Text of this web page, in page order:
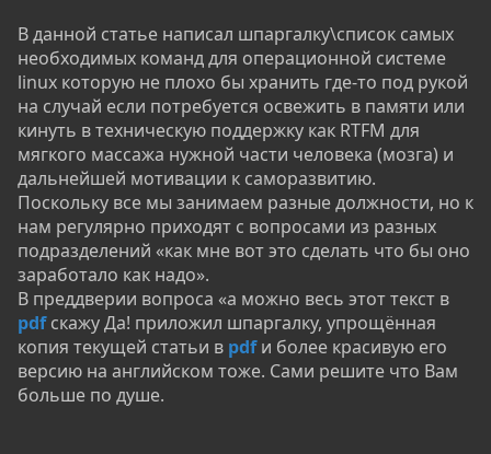
В данной статье написал шпаргалку\список самых
необходимых команд для операционной системе
linux которую не плохо бы хранить где-то под рукой
на случай если потребуется освежить в памяти или
кинуть в техническую поддержку как RTFM для
мягкого массажа нужной части человека (мозга) и
дальнейшей мотивации к саморазвитию.
Поскольку все мы занимаем разные должности, но к
нам регулярно приходят с вопросами из разных
подразделений «как мне вот это сделать что бы оно
заработало как надо».
В преддверии вопроса «а можно весь этот текст в
pdfскажу Да! приложил шпаргалку, упрощённая
копия текущей статьи в pdfи более красивую его
версию на английском тоже. Сами решите что Вам
больше по душе.